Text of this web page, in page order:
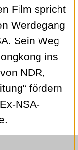
Film spricht
Werdegang
Sein Weg
ins
NDR,
fördern
NSA-